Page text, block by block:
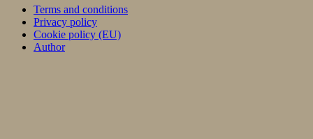
Terms and conditions
Privacy policy
Cookie policy (EU)
Author